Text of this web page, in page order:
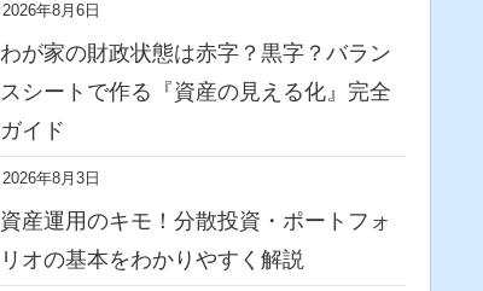
2026年8月6日
わが家の財政状態は赤字？黒字？バラン
スシートで作る『資産の見える化』完全
ガイド
2026年8月3日
資産運用のキモ！分散投資・ポートフォ
リオの基本をわかりやすく解説